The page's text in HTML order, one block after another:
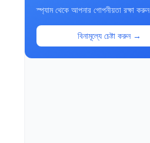
স্প্যাম থেকে আপনার গোপনীয়তা রক্ষা করুন
বিনামূল্যে চেষ্টা করুন →